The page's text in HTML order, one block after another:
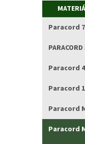
Paracord
Paracord
Paracord
Paracord
Paracord